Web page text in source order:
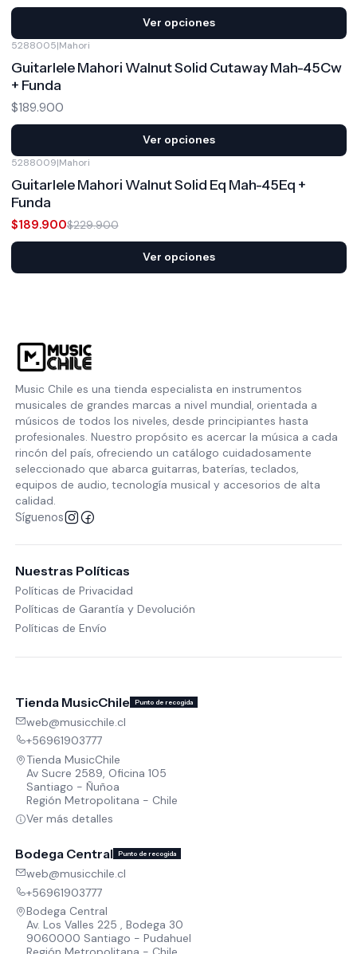
Ver opciones
5288005|Mahori
Guitarlele Mahori Walnut Solid Cutaway Mah-45Cw
+ Funda
$189.900
Ver opciones
5288009|Mahori
Guitarlele Mahori Walnut Solid Eq Mah-45Eq +
Funda
$189.900$229.900
Ver opciones
Music Chile es una tienda especialista en instrumentos
musicales de grandes marcas a nivel mundial, orientada a
músicos de todos los niveles, desde principiantes hasta
profesionales. Nuestro propósito es acercar la música a cada
rincón del país, ofreciendo un catálogo cuidadosamente
seleccionado que abarca guitarras, baterías, teclados,
equipos de audio, tecnología musical y accesorios de alta
calidad.
Síguenos
Nuestras Políticas
Políticas de Privacidad
Políticas de Garantía y Devolución
Políticas de Envío
Tienda MusicChile Punto de recogida
web@musicchile.cl
+56961903777
Tienda MusicChile
Av Sucre 2589, Oficina 105
Santiago - Ñuñoa
Región Metropolitana - Chile
Ver más detalles
Bodega Central Punto de recogida
web@musicchile.cl
+56961903777
Bodega Central
Av. Los Valles 225 , Bodega 30
9060000 Santiago - Pudahuel